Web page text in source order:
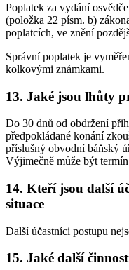
Poplatek za vydání
(položka 22 písm. b)
poplatcích, ve znění
Správní poplatek je
kolkovými známkami.
13. Jaké jsou lhůty
Do 30 dnů od obdržení
předpokládané konání
příslušný obvodní báňský
Výjimečně může být termín
14. Kteří jsou další
situace
Další účastníci postupu
15. Jaké další